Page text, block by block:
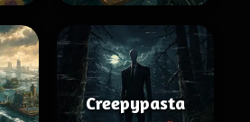
Creepypasta